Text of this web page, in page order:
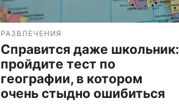
РАЗВЛЕЧЕНИЯ
Справится даже школьник:
пройдите тест по
географии, в котором
очень стыдно ошибиться